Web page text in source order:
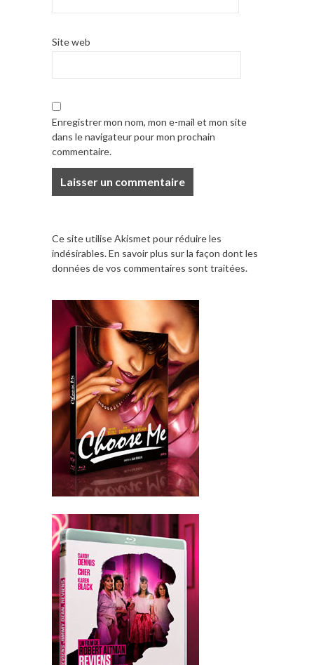
Site web
Enregistrer mon nom, mon e-mail et mon site
dans le navigateur pour mon prochain
commentaire.
Ce site utilise Akismet pour réduire les
indésirables.En savoir plus sur la façon dont les
données de vos commentaires sont traitées.